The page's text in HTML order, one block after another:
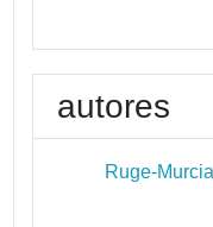
autores
Ruge-